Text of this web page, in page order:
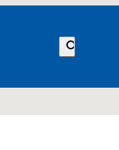
search